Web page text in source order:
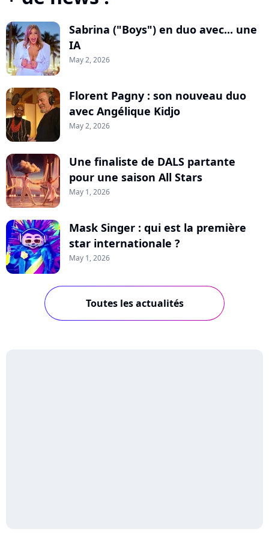
Sabrina ("Boys") en duo avec... une
IA
May 2, 2026
Florent Pagny : son nouveau duo
avec Angélique Kidjo
May 2, 2026
Une finaliste de DALS partante
pour une saison All Stars
May 1, 2026
Mask Singer : qui est la première
star internationale ?
May 1, 2026
Toutes les actualités